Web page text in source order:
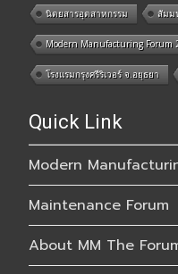
นิตยสารอุตสาหกรรม สัมม
Modern Manufacturing Forum
โรงแรมกรุงศรีริเวอร์ จ.อยุธยา
Quick Link
Modern
Maintenance Forum
About MM The